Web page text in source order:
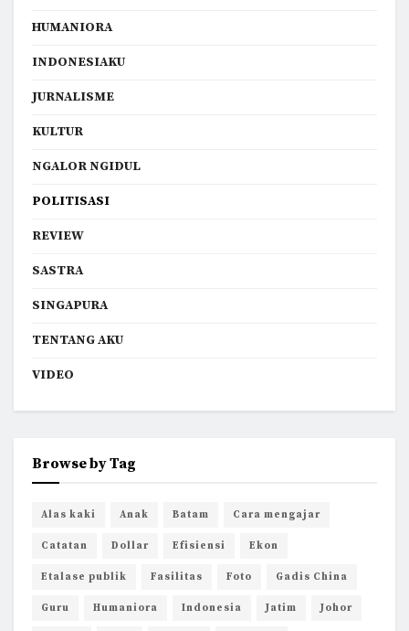
HUMANIORA
INDONESIAKU
JURNALISME
KULTUR
NGALOR NGIDUL
POLITISASI
REVIEW
SASTRA
SINGAPURA
TENTANG AKU
VIDEO
Browse by Tag
Alas kaki Anak Batam Cara mengajar
Catatan Dollar Efisiensi Ekon
Etalase publik Fasilitas Foto Gadis China
Guru Humaniora Indonesia Jatim Johor